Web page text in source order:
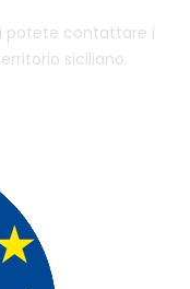
potete contattare i
siciliano.